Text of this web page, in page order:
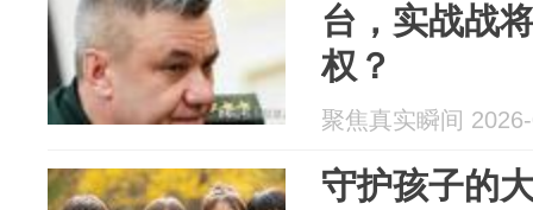
台，实战战
权？
聚焦真实瞬间
守护孩子的